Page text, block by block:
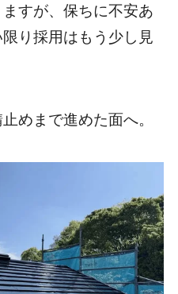
すが、保ちに不安あ
り採用はもう少し見
めまで進めた面へ。